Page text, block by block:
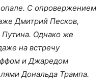
опале. С опровержением
Дмитрий Песков,
Однако же
на встречу
и Джаредом
Дональда Трампа.